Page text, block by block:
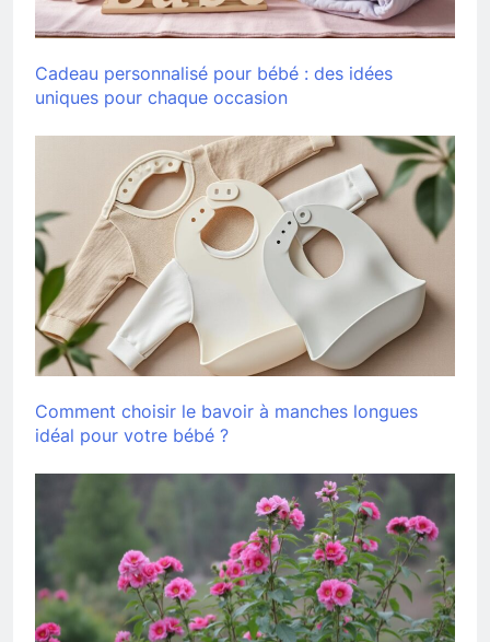
Cadeau personnalisé pour bébé : des idées
uniques pour chaque occasion
Comment choisir le bavoir à manches longues
idéal pour votre bébé ?